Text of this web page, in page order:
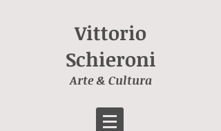
Vittorio
Schieroni
Arte & Cultura